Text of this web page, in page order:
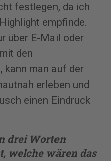
fest­legen, da ich
empfinde.
über E-Mail oder
den
kann man auf der
erleben und
einen Eindruck
drei ­Worten
welche wären das